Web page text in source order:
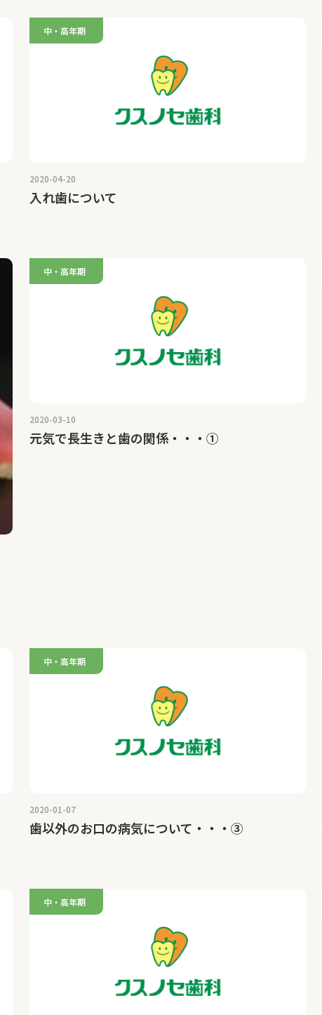
中・高年期
2020-04-20
入れ歯について
中・高年期
2020-03-10
元気で長生きと歯の関係・・・①
中・高年期
2020-01-07
歯以外のお口の病気について・・・③
中・高年期